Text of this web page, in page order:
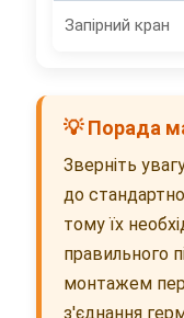
Запірний кран
💡 Порада
Зверніть
до
тому їх
правильного
монтажем
з'єднання